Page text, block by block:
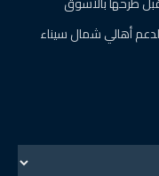
أهالي شمال سيناء